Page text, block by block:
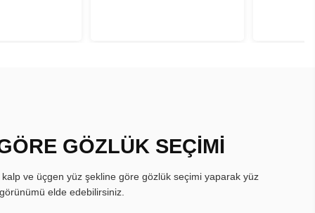
GÖZLÜK SEÇİMİ
ve üçgen yüz şekline göre gözlük seçimi yaparak yüz
elde edebilirsiniz.